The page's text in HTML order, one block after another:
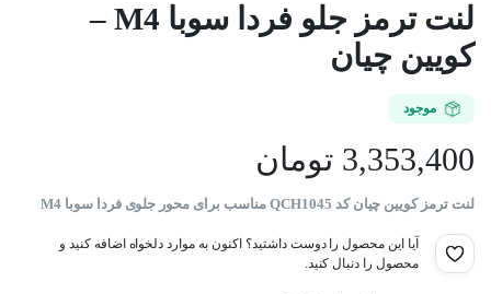
لنت ترمز جلو فردا سوبا M4 –
کویین چیان
موجود
3,353,400 تومان
لنت ترمز کویین چیان کد QCH1045 مناسب برای محور جلوی فردا سوبا M4
آیا این محصول را دوست داشتید؟ اکنون به موارد دلخواه اضافه کنید و
محصول را دنبال کنید.